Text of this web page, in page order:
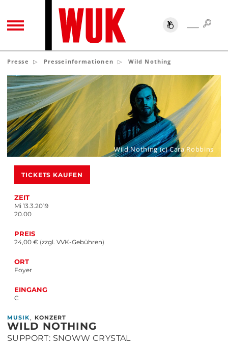
TOGGLE NAVIGATION SUCHE
Presse Presseinformationen Wild Nothing
TICKETS KAUFEN
ZEIT
Mi 13.3.2019
20.00
PREIS
24,00 € (zzgl. VVK-Gebühren)
ORT
Foyer
EINGANG
C
Wild Nothing (c) Cara Robbins
MUSIK , KONZERT
WILD NOTHING
SUPPORT: SNOWW CRYSTAL